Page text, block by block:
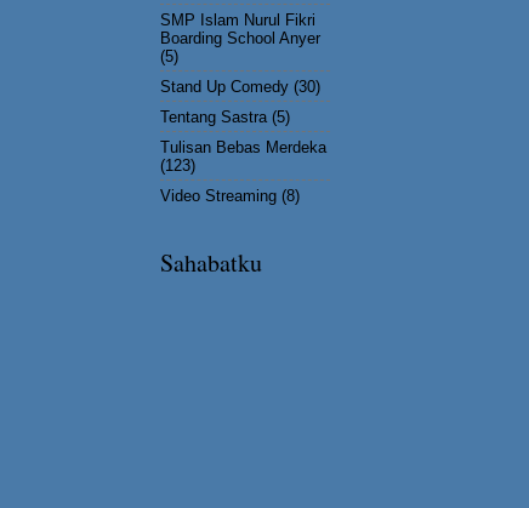
SMP Islam Nurul Fikri
Boarding School Anyer
(5)
Stand Up Comedy (30)
Tentang Sastra (5)
Tulisan Bebas Merdeka
(123)
Video Streaming (8)
Sahabatku